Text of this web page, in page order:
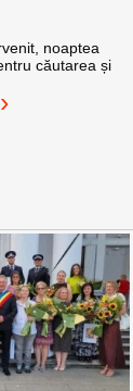
noaptea
căutarea și